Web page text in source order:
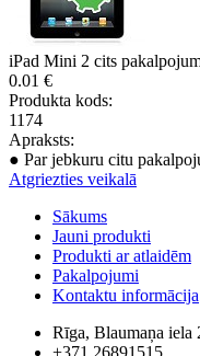
iPad Mini 2 cits
0.01 €
Produkta kods:
1174
Apraksts:
● Par jebkuru citu
Atgriezties veikalā
Sākums
Jauni produkti
Produkti ar atlaidēm
Pakalpojumi
Kontaktu informācija
Rīga, Blaumaņa iela
+371 26891515